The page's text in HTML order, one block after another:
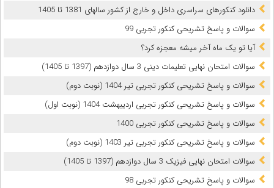
دانلود کنکورهای سراسری داخل و خارج از کشور سالهای 1381 تا 1405
سوالات و پاسخ تشریحی کنکور تجربی 99
آیا تو یک ماه آخر میشه معجزه کرد؟
سوالات امتحان نهایی تعلیمات دینی 3 سال دوازدهم (1397 تا 1405)
سوالات و پاسخ تشریحی کنکور تجربی تیر 1404 (نوبت دوم)
سوالات و پاسخ تشریحی کنکور تجربی اردیبهشت 1404 (نوبت اول)
سوالات و پاسخ تشریحی کنکور تجربی 1400
سوالات و پاسخ تشریحی کنکور تجربی تیر 1403 (نوبت دوم)
سوالات امتحان نهایی فیزیک 3 سال دوازدهم (1397 تا 1405)
سوالات و پاسخ تشریحی کنکور تجربی 98